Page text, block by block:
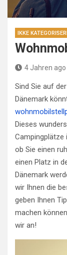
IKKE
4 Jahren ago
Sind Sie auf
Dänemark
Dieses
Campingplätze
ob Sie einen
einen Platz in
Dänemark
wir Ihnen die
geben Ihnen
machen
wir an!